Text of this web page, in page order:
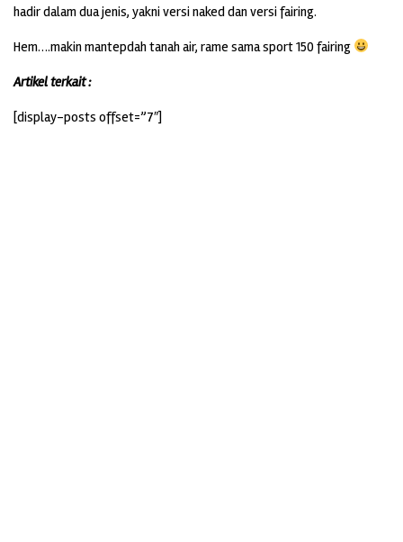
hadir dalam dua jenis, yakni versi naked dan versi fairing.
Hem….makin mantepdah tanah air, rame sama sport 150 fairing
Artikel terkait :
[display-posts offset=”7″]